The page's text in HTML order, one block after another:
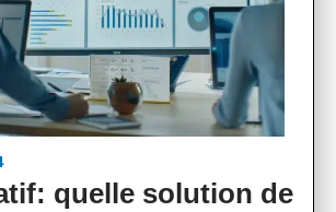
quelle solution de